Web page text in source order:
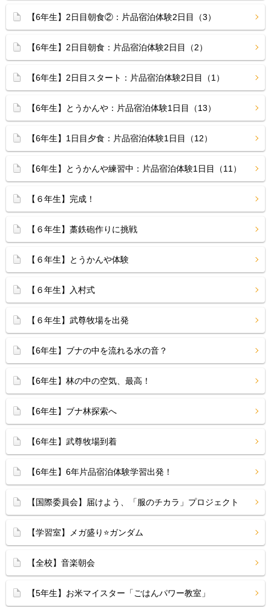
【6年生】2日目朝食②：片品宿泊体験2日目（3）
【6年生】2日目朝食：片品宿泊体験2日目（2）
【6年生】2日目スタート：片品宿泊体験2日目（1）
【6年生】とうかんや：片品宿泊体験1日目（13）
【6年生】1日目夕食：片品宿泊体験1日目（12）
【6年生】とうかんや練習中：片品宿泊体験1日目（11）
【６年生】完成！
【６年生】藁鉄砲作りに挑戦
【６年生】とうかんや体験
【６年生】入村式
【６年生】武尊牧場を出発
【6年生】ブナの中を流れる水の音？
【6年生】林の中の空気、最高！
【6年生】ブナ林探索へ
【6年生】武尊牧場到着
【6年生】6年片品宿泊体験学習出発！
【国際委員会】届けよう、「服のチカラ」プロジェクト
【学習室】メガ盛り⭐️ガンダム
【全校】音楽朝会
【5年生】お米マイスター「ごはんパワー教室」